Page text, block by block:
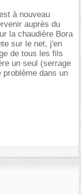
à nouveau
auprès du
la chaudière Bora
sur le net, j'en
de tous les fils
un seul (serrage
dans un